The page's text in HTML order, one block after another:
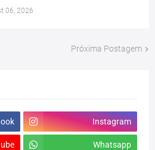
06, 2026
Próxima Postagem
Instagram
Whatsapp